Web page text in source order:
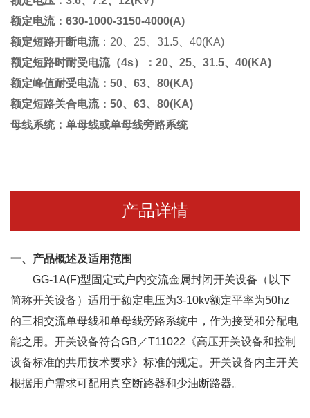
额定电流：630-1000-3150-4000(A)
额定短路开断电流：20、25、31.5、40(KA)
额定短路时耐受电流（4s）：20、25、31.5、40(KA)
额定峰值耐受电流：50、63、80(KA)
额定短路关合电流：50、63、80(KA)
母线系统：单母线或单母线旁路系统
产品详情
一、产品概述及适用范围
GG-1A(F)型固定式户内交流金属封闭开关设备（以下
简称开关设备）适用于额定电压为3-10kv额定平率为50hz
的三相交流单母线和单母线旁路系统中，作为接受和分配电
能之用。开关设备符合GB／T11022《高压开关设备和控制
设备标准的共用技术要求》标准的规定。开关设备内主开关
根据用户需求可配用真空断路器和少油断路器。